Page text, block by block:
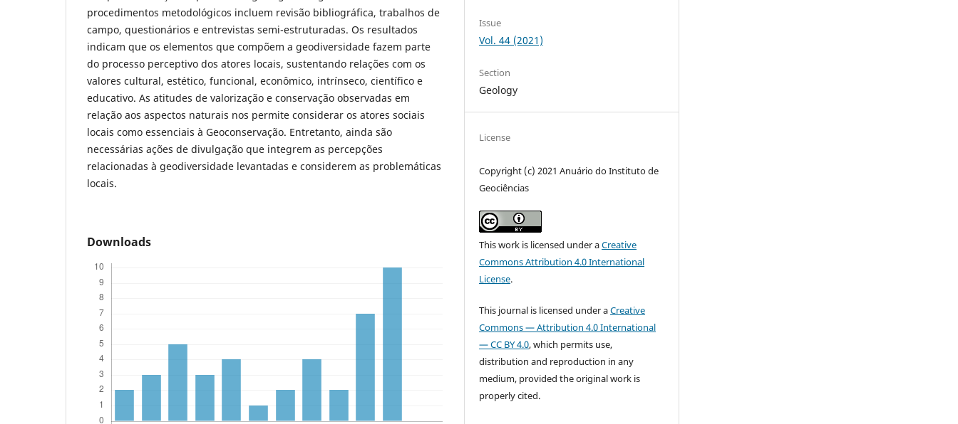
procedimentos metodológicos incluem revisão bibliográfica, trabalhos de
campo, questionários e entrevistas semi-estruturadas. Os resultados
indicam que os elementos que compõem a geodiversidade fazem parte
do processo perceptivo dos atores locais, sustentando relações com os
valores cultural, estético, funcional, econômico, intrínseco, científico e
educativo. As atitudes de valorização e conservação observadas em
relação aos aspectos naturais nos permite considerar os atores sociais
locais como essenciais à Geoconservação. Entretanto, ainda são
necessárias ações de divulgação que integrem as percepções
relacionadas à geodiversidade levantadas e considerem as problemáticas
locais.
Downloads
Issue
Vol. 44 (2021)
Section
Geology
License
Copyright (c) 2021 Anuário do Instituto de
Geociências
This work is licensed under aCreative
Commons Attribution 4.0 International
License.
This journal is licensed under aCreative
Commons — Attribution 4.0 International
— CC BY 4.0, which permits use,
distribution and reproduction in any
medium, provided the original work is
properly cited.